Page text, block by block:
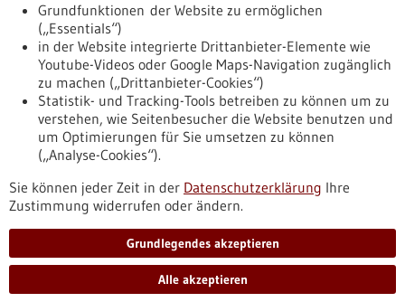
Nach oben
Informiert bleiben
Newsletter abonnieren
Grundfunktionen der Website zu ermöglichen
(„Essentials“)
in der Website integrierte Drittanbieter-Elemente wie
Youtube-Videos oder Google Maps-Navigation zugänglich
zu machen („Drittanbieter-Cookies“)
Statistik- und Tracking-Tools betreiben zu können um zu
verstehen, wie Seitenbesucher die Website benutzen und
um Optimierungen für Sie umsetzen zu können
(„Analyse-Cookies“).
Sie können jeder Zeit in der Datenschutzerklärung Ihre
Zustimmung widerrufen oder ändern.
Grundlegendes akzeptieren
Alle akzeptieren